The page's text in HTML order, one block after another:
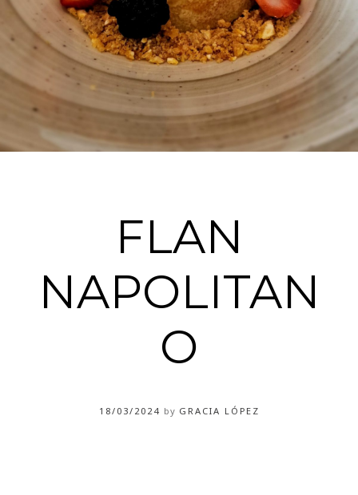
FLAN
NAPOLITAN
O
18/03/2024 by GRACIA LÓPEZ